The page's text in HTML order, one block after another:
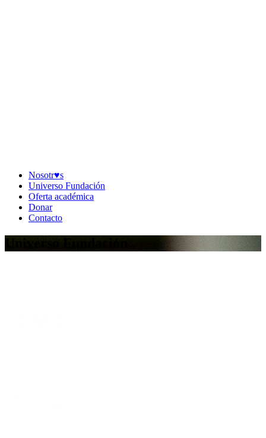
Nosotr♥︎s
Universo Fundación
Oferta académica
Donar
Contacto
Universo Fundación